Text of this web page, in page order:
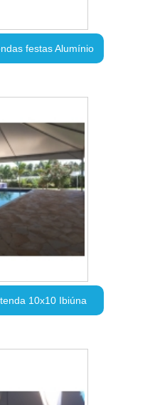
festas Alumínio
10x10 Ibiúna